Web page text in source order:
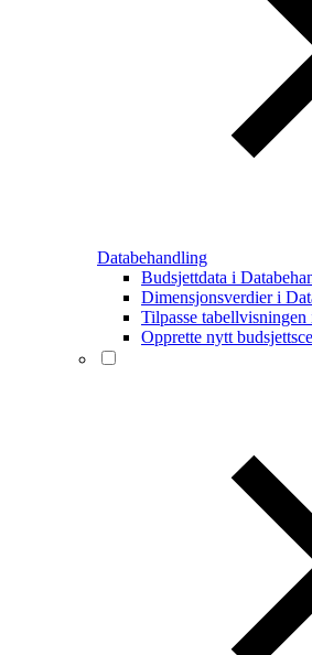
Databehandling
Budsjettdata i
Dimensjonsverdier i
Tilpasse
Opprette nytt